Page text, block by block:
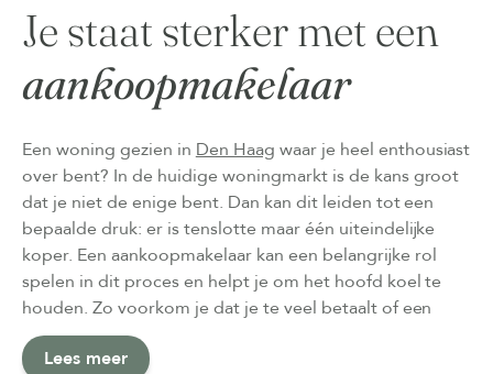
Je staat sterker met een
aankoopmakelaar
Een woning gezien in Den Haag waar je heel enthousiast
over bent? In de huidige woningmarkt is de kans groot
dat je niet de enige bent. Dan kan dit leiden tot een
bepaalde druk: er is tenslotte maar één uiteindelijke
koper. Een aankoopmakelaar kan een belangrijke rol
spelen in dit proces en helpt je om het hoofd koel te
houden. Zo voorkom je dat je te veel betaalt of een
woning koopt die achteraf toch niet zo goed blijkt te
passen als verwacht.
Lees meer